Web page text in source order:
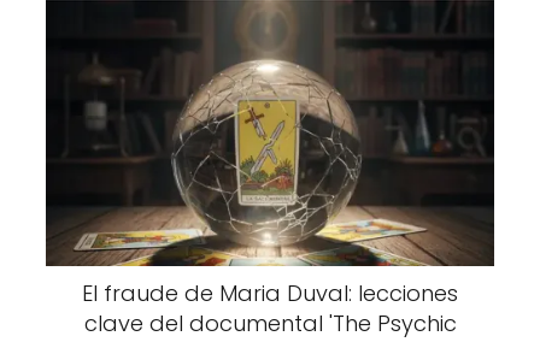
El fraude de Maria Duval: lecciones
clave del documental 'The Psychic